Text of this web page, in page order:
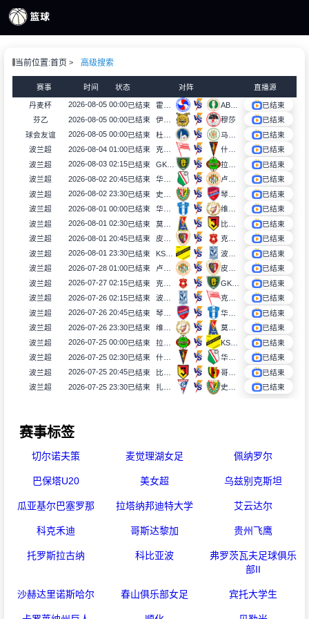
播
闻
当前位置:首页 高级搜索
赛事 时间 状态 对阵 直播源
丹麦杯 2026-08-05 00:00已结束
已结束
芬乙
2026-08-05 00:00已结束 穆莎
已结束
球会友谊
2026-08-05 00:00已结束
已结束
波兰超
2026-08-04 01:00已结束
已结束
波兰超
2026-08-03 02:15已结束
已结束
波兰超
2026-08-02 20:45已结束
已结束
波兰超
2026-08-02 23:30已结束
已结束
波兰超
2026-08-01 00:00已结束
已结束
波兰超
2026-08-01 02:30已结束
已结束
波兰超
2026-08-01 20:45已结束
已结束
波兰超
2026-08-01 23:30已结束
已结束
波兰超
2026-07-28 01:00已结束
已结束
波兰超
2026-07-27 02:15已结束
已结束
波兰超
2026-07-26 02:15已结束
已结束
波兰超
2026-07-26 20:45已结束
已结束
波兰超
2026-07-26 23:30已结束
已结束
波兰超
2026-07-25 00:00已结束
已结束
波兰超
2026-07-25 02:30已结束
已结束
波兰超
2026-07-25 20:45已结束
已结束
波兰超
2026-07-25 23:30已结束 已结束
赛事标签
切尔诺夫策 麦觉理湖女足 佩纳罗尔
巴保塔U20 美女超 乌兹别克斯坦
瓜亚基尔巴塞罗那 拉塔纳邦迪特大学 艾云达尔
科克禾迪 哥斯达黎加 贵州飞鹰
托罗斯拉古纳 科比亚波
弗罗茨瓦夫足球俱乐
部II
沙赫达里诺斯哈尔 春山俱乐部女足 宾托大学生